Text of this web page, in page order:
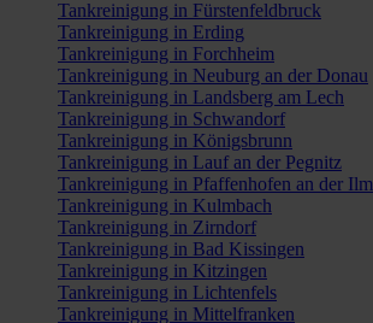
Tankreinigung in Fürstenfeldbruck
Tankreinigung in Erding
Tankreinigung in Forchheim
Tankreinigung in Neuburg an der Donau
Tankreinigung in Landsberg am Lech
Tankreinigung in Schwandorf
Tankreinigung in Königsbrunn
Tankreinigung in Lauf an der Pegnitz
Tankreinigung in Pfaffenhofen an der Ilm
Tankreinigung in Kulmbach
Tankreinigung in Zirndorf
Tankreinigung in Bad Kissingen
Tankreinigung in Kitzingen
Tankreinigung in Lichtenfels
Tankreinigung in Mittelfranken